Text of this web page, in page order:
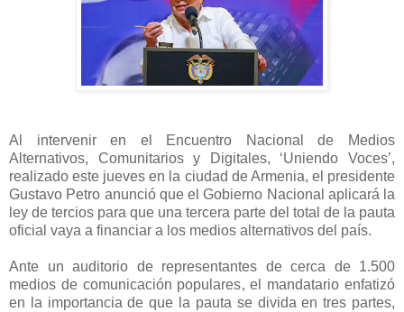
Al intervenir en el Encuentro Nacional de Medios
Alternativos, Comunitarios y Digitales, ‘Uniendo Voces’,
realizado este jueves en la ciudad de Armenia, el presidente
Gustavo Petro anunció que el Gobierno Nacional aplicará la
ley de tercios para que una tercera parte del total de la pauta
oficial vaya a financiar a los medios alternativos del país.
Ante un auditorio de representantes de cerca de 1.500
medios de comunicación populares, el mandatario enfatizó
en la importancia de que la pauta se divida en tres partes,